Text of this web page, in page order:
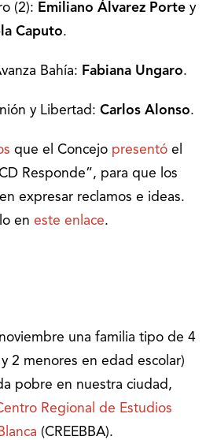
(2): Emiliano Álvarez Porte y
Caputo.
Bahía: Fabiana Ungaro.
y Libertad: Carlos Alonso.
que el Concejo presentó el
Responde”, para que los
expresar reclamos e ideas.
en este enlace.
una familia tipo de 4
2 menores en edad escolar)
pobre en nuestra ciudad,
Regional de Estudios
(CREEBBA).